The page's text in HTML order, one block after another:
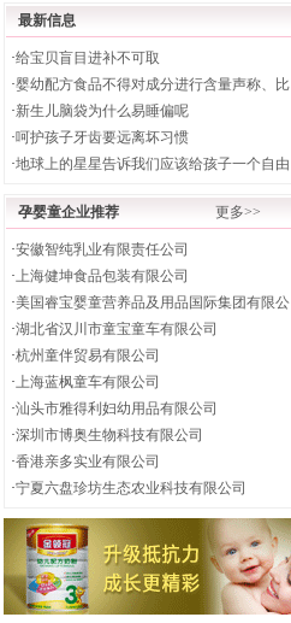
最新信息
·给宝贝盲目进补不可取
·婴幼配方食品不得对成分进行含量声称、比
·新生儿脑袋为什么易睡偏呢
·呵护孩子牙齿要远离坏习惯
·地球上的星星告诉我们应该给孩子一个自由
孕婴童企业推荐 更多>>
·安徽智纯乳业有限责任公司
·上海健坤食品包装有限公司
·美国睿宝婴童营养品及用品国际集团有限公
·湖北省汉川市童宝童车有限公司
·杭州童伴贸易有限公司
·上海蓝枫童车有限公司
·汕头市雅得利妇幼用品有限公司
·深圳市博奥生物科技有限公司
·香港亲多实业有限公司
·宁夏六盘珍坊生态农业科技有限公司